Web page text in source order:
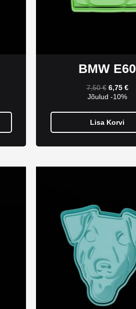
BMW E60
7,50€ 6,75 €
Jõulud -10%
Lisa Korvi